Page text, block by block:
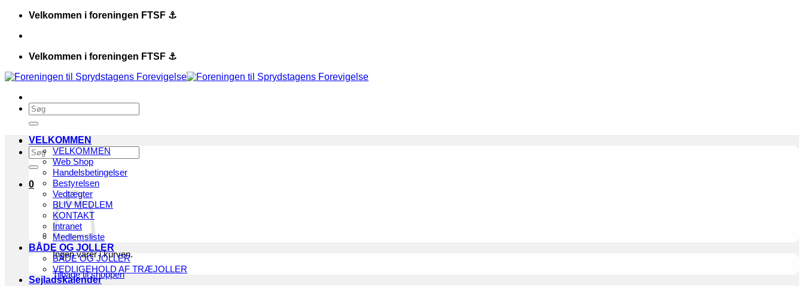
Fortsæt
indhold
Velkommen i foreningen FTSF ⚓️
Velkommen i foreningen FTSF ⚓️
Søg
efter:
Søg
efter:
0
Ingen varer i kurven.
Tilbage til shoppen
VELKOMMEN
VELKOMMEN
Web Shop
Handelsbetingelser
Bestyrelsen
Vedtægter
BLIV MEDLEM
KONTAKT
Intranet
Medlemsliste
BÅDE OG JOLLER
BÅDE OG JOLLER
VEDLIGEHOLD AF TRÆJOLLER
Sejladskalender